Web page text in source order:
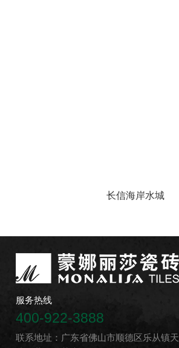
长信海岸水城
服务热线
400-922-3888
联系地址：广东省佛山市顺德区乐从镇天